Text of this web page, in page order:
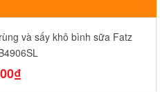
và sấy khô bình sữa Fatz